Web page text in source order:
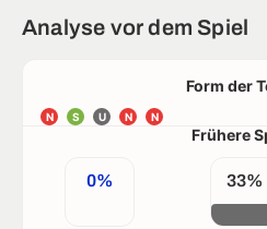
Analyse vor dem Spiel
Form der
N S U N N
Frühere
0% 33%